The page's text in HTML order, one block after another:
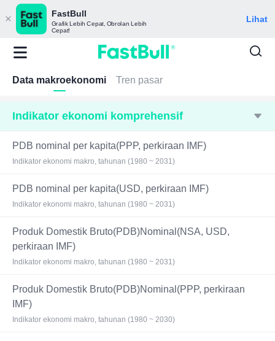
FastBull
Grafik Lebih Cepat, Obrolan Lebih
Cepat!
Lihat
Data makroekonomi Tren pasar
Indikator ekonomi komprehensif
PDB nominal per kapita(PPP, perkiraan IMF)
Indikator ekonomi makro, tahunan (1980 ~ 2031)
PDB nominal per kapita(USD, perkiraan IMF)
Indikator ekonomi makro, tahunan (1980 ~ 2031)
Produk Domestik Bruto(PDB)Nominal(NSA, USD,
perkiraan IMF)
Indikator ekonomi makro, tahunan (1980 ~ 2031)
Produk Domestik Bruto(PDB)Nominal(PPP, perkiraan
IMF)
Indikator ekonomi makro, tahunan (1980 ~ 2030)